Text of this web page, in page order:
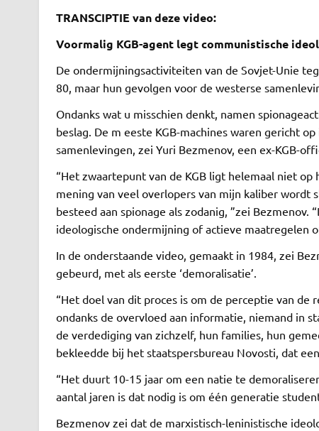
TRANSCIPTIE van deze video:
Voormalig KGB-agent legt communistische
De ondermijningsactiviteiten van de Sovjet-Unie
80, maar hun gevolgen voor de westerse
Ondanks wat u misschien denkt, namen
beslag. De m eeste KGB-machines waren gericht
samenlevingen, zei Yuri Bezmenov, een ex-KGB-
“Het zwaartepunt van de KGB ligt helemaal niet
mening van veel overlopers van mijn kaliber wordt
besteed aan spionage als zodanig, ”zei Bezmenov.
ideologische ondermijning of actieve maatregelen
In de onderstaande video, gemaakt in 1984, zei
gebeurd, met als eerste ‘demoralisatie’.
“Het doel van dit proces is om de perceptie van
ondanks de overvloed aan informatie, niemand in
de verdediging van zichzelf, hun families, hun
bekleedde bij het staatspersbureau Novosti, dat
“Het duurt 10-15 jaar om een ​​natie te
aantal jaren is dat nodig is om één generatie
Bezmenov zei dat de marxistisch-leninistische